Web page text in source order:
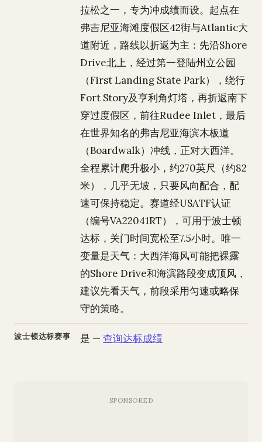
拉松之一，专为冲成绩而设。起点在
弗吉尼亚海滩度假区42街与Atlantic大
道附近，路线以折返为主：先沿Shore
Drive北上，经过第一登陆州立公园
（First Landing State Park），绕行
Fort Story及亨利角灯塔，再折返南下
穿过度假区，前往Rudee Inlet，最后
在世界知名的弗吉尼亚海滨木板道
（Boardwalk）冲线，正对大西洋。
全程累计爬升极小，约270英尺（约82
米），几乎无坡，只要风向配合，配
速可保持稳定。赛道经USATF认证
（编号VA22041RT），可用于波士顿
达标，关门时间宽松至7.5小时。唯一
变量是天气：大西洋海风可能把裸露
的Shore Drive和海滨路段变成顶风，
建议先看天气，前段采用匀速或略保
守的策略。
波士顿达标赛事 是 — 查询达标成绩